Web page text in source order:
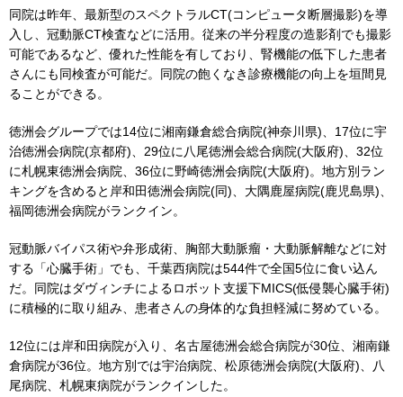
同院は昨年、最新型のスペクトラルCT(コンピュータ断層撮影)を導
入し、冠動脈CT検査などに活用。従来の半分程度の造影剤でも撮影
可能であるなど、優れた性能を有しており、腎機能の低下した患者
さんにも同検査が可能だ。同院の飽くなき診療機能の向上を垣間見
ることができる。
徳洲会グループでは14位に湘南鎌倉総合病院(神奈川県)、17位に宇
治徳洲会病院(京都府)、29位に八尾徳洲会総合病院(大阪府)、32位
に札幌東徳洲会病院、36位に野崎徳洲会病院(大阪府)。地方別ラン
キングを含めると岸和田徳洲会病院(同)、大隅鹿屋病院(鹿児島県)、
福岡徳洲会病院がランクイン。
冠動脈バイパス術や弁形成術、胸部大動脈瘤・大動脈解離などに対
する「心臓手術」でも、千葉西病院は544件で全国5位に食い込ん
だ。同院はダヴィンチによるロボット支援下MICS(低侵襲心臓手術)
に積極的に取り組み、患者さんの身体的な負担軽減に努めている。
12位には岸和田病院が入り、名古屋徳洲会総合病院が30位、湘南鎌
倉病院が36位。地方別では宇治病院、松原徳洲会病院(大阪府)、八
尾病院、札幌東病院がランクインした。